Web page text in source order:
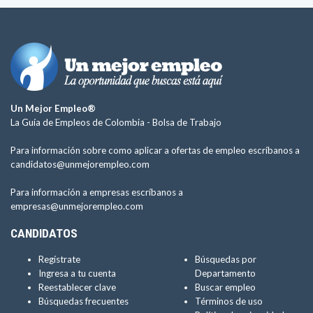
Un Mejor Empleo®
La Guía de Empleos de Colombia - Bolsa de Trabajo
Para información sobre como aplicar a ofertas de empleo escríbanos a
candidatos@unmejorempleo.com
Para información a empresas escríbanos a
empresas@unmejorempleo.com
CANDIDATOS
Regístrate
Ingresa a tu cuenta
Reestablecer clave
Búsquedas frecuentes
Búsquedas por
Departamento
Buscar empleo
Términos de uso